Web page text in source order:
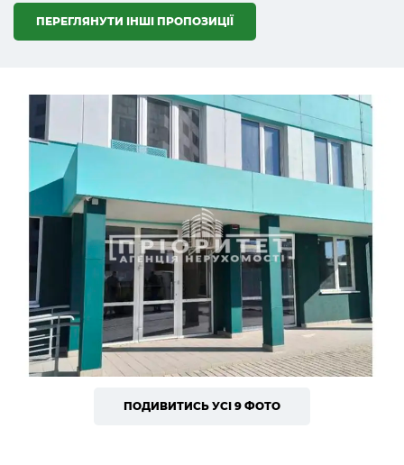
ПЕРЕГЛЯНУТИ ІНШІ ПРОПОЗИЦІЇ
ПОДИВИТИСЬ УСІ 9 ФОТО